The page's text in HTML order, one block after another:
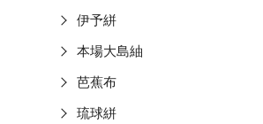
伊予絣
本場大島紬
芭蕉布
琉球絣